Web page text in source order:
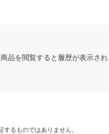
商品を閲覧すると履歴が表示さ
るものではありません。